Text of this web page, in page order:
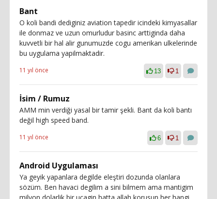
Bant
O koli bandi dediginiz aviation tapedir icindeki kimyasallar
ile donmaz ve uzun omurludur basinc arttiginda daha
kuvvetli bir hal alir gunumuzde cogu amerikan ulkelerinde
bu uygulama yapilmaktadir.
11 yıl önce 13 1
İsim / Rumuz
AMM min verdiği yasal bir tamir şekli. Bant da koli bantı
değil high speed band.
11 yıl önce 6 1
Android Uygulaması
Ya geyik yapanlara degilde eleştiri dozunda olanlara
sözüm. Ben havaci degilim a sini bilmem ama mantigim
milyon dolarlik bir ucagin hatta allah korusun her hangi